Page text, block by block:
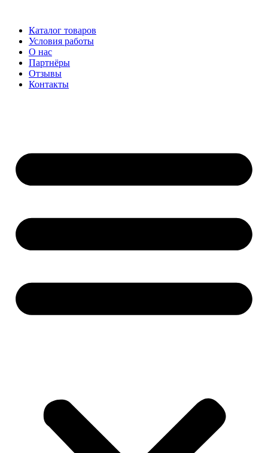
содержимому
Каталог товаров
Условия работы
О нас
Партнёры
Отзывы
Контакты